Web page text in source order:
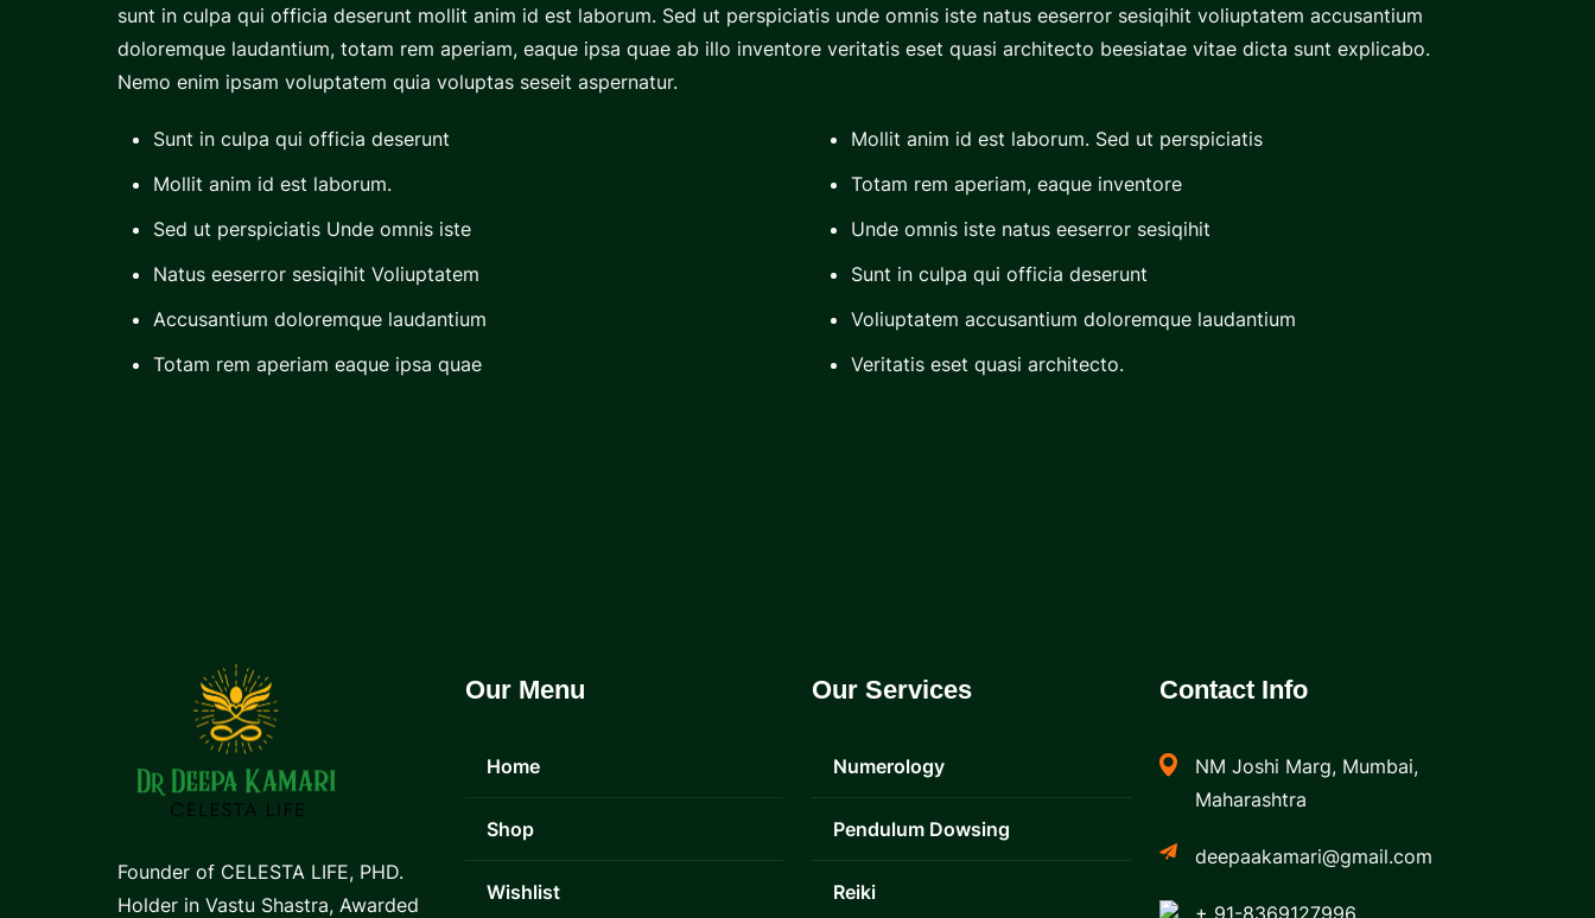
sunt in culpa qui officia deserunt mollit anim id est laborum. Sed ut perspiciatis unde omnis iste natus eeserror sesiqihit voliuptatem accusantium
doloremque laudantium, totam rem aperiam, eaque ipsa quae ab illo inventore veritatis eset quasi architecto beesiatae vitae dicta sunt explicabo.
Nemo enim ipsam voluptatem quia voluptas seseit aspernatur.
Sunt in culpa qui officia deserunt
Mollit anim id est laborum.
Sed ut perspiciatis Unde omnis iste
Natus eeserror sesiqihit Voliuptatem
Accusantium doloremque laudantium
Totam rem aperiam eaque ipsa quae
Mollit anim id est laborum. Sed ut perspiciatis
Totam rem aperiam, eaque inventore
Unde omnis iste natus eeserror sesiqihit
Sunt in culpa qui officia deserunt
Voliuptatem accusantium doloremque laudantium
Veritatis eset quasi architecto.
Founder of CELESTA LIFE, PHD.
Holder in Vastu Shastra, Awarded
Our Menu
Home
Shop
Wishlist
Our Services
Numerology
Pendulum Dowsing
Reiki
Contact Info
NM Joshi Marg, Mumbai,
Maharashtra
deepaakamari@gmail.com